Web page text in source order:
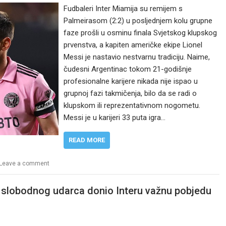
Fudbaleri Inter Miamija su remijem s
Palmeirasom (2:2) u posljednjem kolu grupne
faze prošli u osminu finala Svjetskog klupskog
prvenstva, a kapiten američke ekipe Lionel
Messi je nastavio nestvarnu tradiciju. Naime,
čudesni Argentinac tokom 21-godišnje
profesionalne karijere nikada nije ispao u
grupnoj fazi takmičenja, bilo da se radi o
klupskom ili reprezentativnom nogometu.
Messi je u karijeri 33 puta igra…
READ MORE
a comment
udarca donio Interu važnu pobjedu